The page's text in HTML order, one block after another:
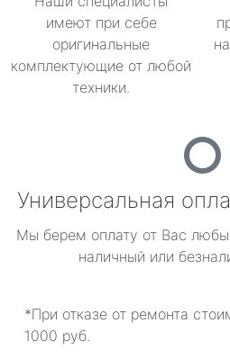
имеют при себе
оригинальные
комплектующие от любой
техники.
Универсальная
Мы берем оплату от Вас
наличный или
*При отказе от ремонта
1000 руб.